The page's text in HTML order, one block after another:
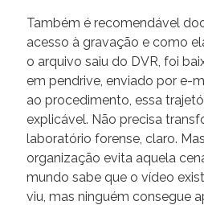
Também é recomendável
acesso à gravação e como
o arquivo saiu do DVR, foi
em pendrive, enviado por e-
ao procedimento, essa
explicável. Não precisa
laboratório forense, claro.
organização evita aquela
mundo sabe que o vídeo
viu, mas ninguém consegue